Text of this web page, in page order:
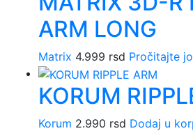
ARM LONG
Matrix 4.999 rsd Pročitajte
KORUM
Korum 2.990 rsd Dodaj u